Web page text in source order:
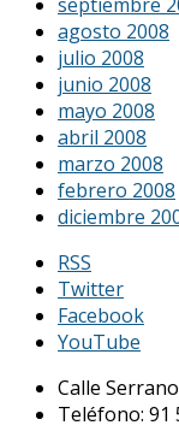
agosto 2008
julio 2008
junio 2008
mayo 2008
abril 2008
marzo 2008
febrero 2008
diciembre
RSS
Twitter
Facebook
YouTube
Calle
Teléfono: 91